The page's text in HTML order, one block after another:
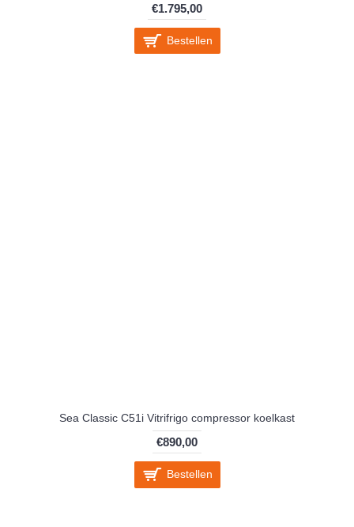
€1.795,00
Bestellen
Sea Classic C51i Vitrifrigo compressor koelkast
€890,00
Bestellen